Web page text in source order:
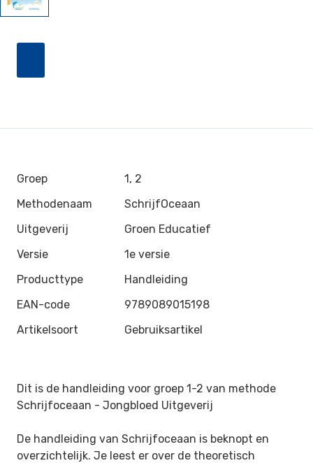
Groep
1, 2
Methodenaam
SchrijfOceaan
Uitgeverij
Groen Educatief
Versie
1e versie
Producttype
Handleiding
EAN-code
9789089015198
Artikelsoort
Gebruiksartikel
Dit is de handleiding voor groep 1-2 van methode
Schrijfoceaan - Jongbloed Uitgeverij
De handleiding van Schrijfoceaan is beknopt en
overzichtelijk. Je leest er over de theoretisch